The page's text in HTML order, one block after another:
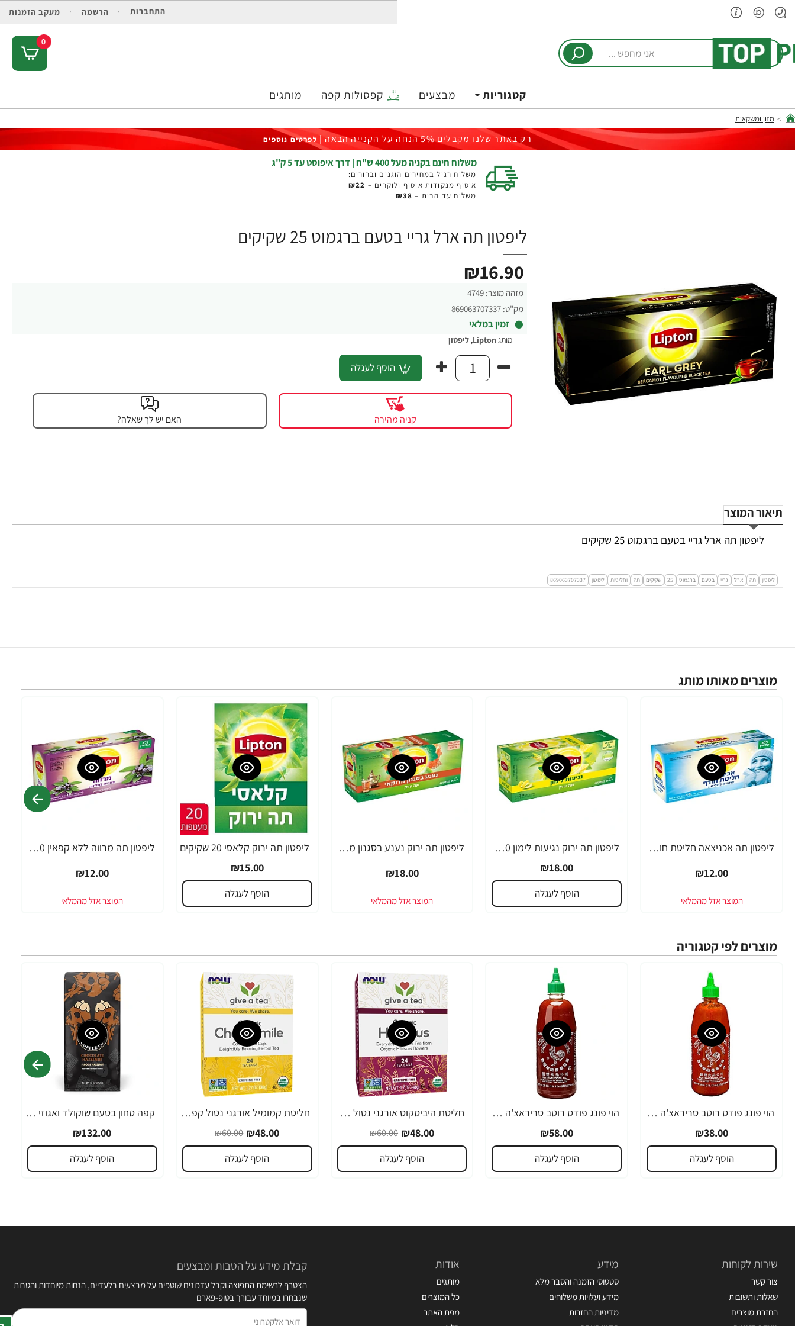
התחברות הרשמה מעקב הזמנות
מחפש
0
קטגוריות מבצעים קפסולות קפה מותגים
home
מזון ומשקאות
רק באתר שלנו מקבלים 5% הנחה על הקנייה הבאה | לפרטים נוספים
משלוח חינם בקניה מעל 400 ש"ח | דרך איפוסט עד 5 ק"ג
משלוח רגיל במחירים הוגנים וברורים:
איסוף מנקודות איסוף ולוקרים – ₪22
משלוח עד הבית – ₪38
ליפטון תה ארל גריי בטעם ברגמוט 25 שקיקים
מזהה מוצר: 4749
מק"ט: 869063707337
זמין במלאי
₪16.90
מותג Lipton
, ליפטון
הוסף לעגלה
קניה מהירה האם יש לך שאלה?
תיאור המוצר
ליפטון תה ארל גריי בטעם ברגמוט 25 שקיקים
ליפטון תה ארל גריי בטעם ברגמוט 25 שקיקים תה וחליטות ליפטון 869063707337
מוצרים מאותו מותג
ליפטון תה אכניצאה חליטת חורף ללא קפאין 20 שקיקים
₪12.00
ליפטון תה ירוק נגיעות לימון 20 שקיקים
₪18.00
הוסף לעגלה
ליפטון תה ירוק נענע בסגנון מרוקאי 20 שקיקים
₪18.00
ליפטון תה ירוק קלאסי 20 שקיקים
₪15.00
הוסף לעגלה
ליפטון תה מרווה ללא קפאין 20 שקיקים
₪12.00
מוצרים לפי קטגוריה
הוי פונג פודס רוטב סריראצ'ה פלפל צ'ילי חריף 435 גרם - מבית HUY FONG FOODS
₪38.00
הוסף לעגלה
הוי פונג פודס רוטב סריראצ'ה פלפל צ'ילי חריף 793 גרם - מבית HUY FONG FOODS
₪58.00
הוסף לעגלה
-20%
חליטת היביסקוס אורגני נטול קפאין 24 שקיקי תה - מבית NOW FOODS
₪48.00
₪60.00
הוסף לעגלה
-20%
חליטת קמומיל אורגני נטול קפאין 24 שקיקי תה - מבית NOW FOODS
₪48.00
₪60.00
הוסף לעגלה
קפה טחון בטעם שוקולד ואגוזי לוז 283 גרם - מבית Death Wish Coffee
₪132.00
הוסף לעגלה
שירות לקוחות
צור קשר
שאלות ותשובות
החזרת מוצרים
מידע
סטטוסי הזמנה והסבר מלא
מידע ועלויות משלוחים
מדיניות החזרות
אודות
מותגים
כל המוצרים
מפת האתר
קבלת מידע על הטבות ומבצעים
הצטרף לרשימת התפוצה וקבל עדכונים שוטפים על מבצעים בלעדיים, הנחות מיוחדות והטבות
שנבחרו במיוחד עבורך בטופ-פארם